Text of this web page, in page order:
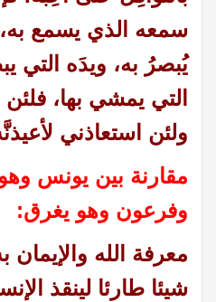
سمعه الذي يسمع
يُبصرُ به، ويدَه التي
التي يمشي بها،
ولئن استعاذني
مقارنة بين يونس
وفرعون وهو يغرق:
معرفة الله
شيئا طارئا لينقذ